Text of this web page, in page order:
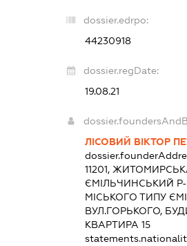
dossier.edrpo:
44230918
dossier.regDate:
19.08.21
ЛІСОВИЙ ВІКТОР
11201,
ЄМІЛЬЧИНСЬКИЙ
МІСЬКОГО ТИПУ
ВУЛ.ГОРЬКОГО,
КВАРТИРА 15